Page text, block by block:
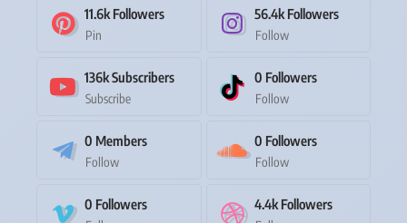
11.6k Followers
Pin
56.4k Followers
Follow
136kSubscribers
Subscribe
0 Followers
Follow
0 Members
Follow
0 Followers
Follow
0 Followers 4.4k Followers